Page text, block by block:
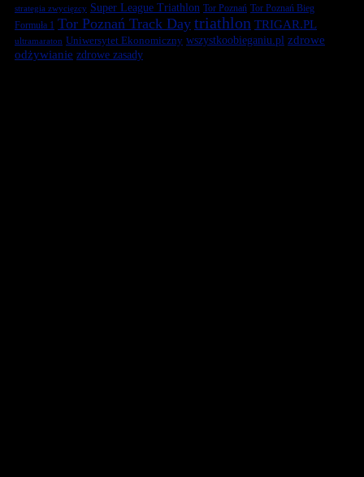
strategia zwycięzcy Super League Triathlon Tor Poznań Tor Poznań Bieg
Formuła 1 Tor Poznań Track Day triathlon TRIGAR.PL
ultramaraton Uniwersytet Ekonomiczny wszystkoobieganiu.pl zdrowe
odżywianie zdrowe zasady